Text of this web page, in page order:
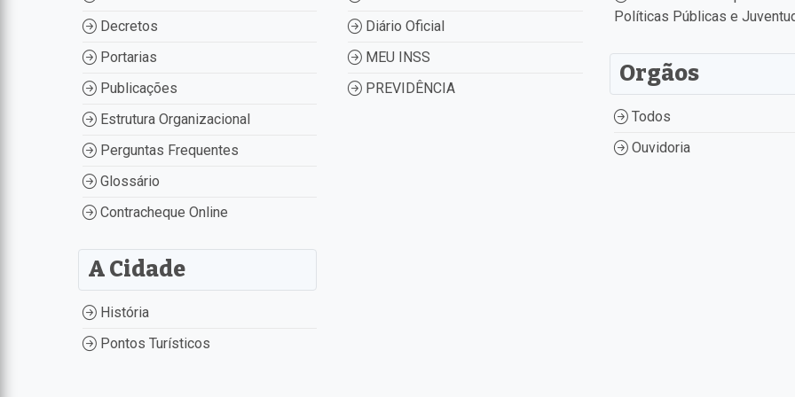
Decretos
Portarias
Publicações
Estrutura Organizacional
Perguntas Frequentes
Glossário
Contracheque Online
A Cidade
História
Pontos Turísticos
Diário Oficial
MEU INSS
PREVIDÊNCIA
Políticas Públicas e
Orgãos
Todos
Ouvidoria